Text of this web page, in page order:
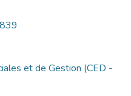
et de Gestion (CED -